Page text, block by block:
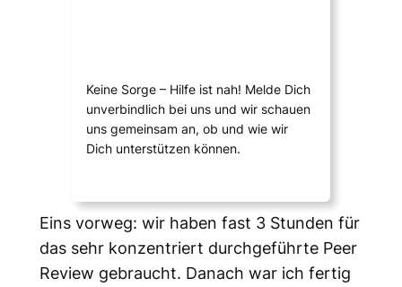
Keine Sorge – Hilfe ist nah! Melde Dich
unverbindlich bei uns und wir schauen
uns gemeinsam an, ob und wie wir
Dich unterstützen können.
Eins vorweg: wir haben fast 3 Stunden für
das sehr konzentriert durchgeführte Peer
Review gebraucht. Danach war ich fertig